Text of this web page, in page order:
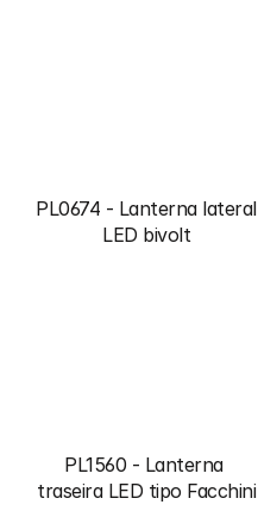
PL0674 - Lanterna lateral
LED bivolt
PL1560 - Lanterna
traseira LED tipo Facchini